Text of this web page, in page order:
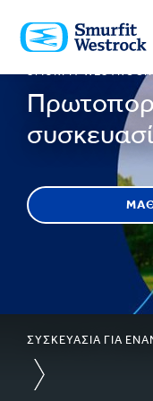
ΣΤΟ
ΚΥΡΊΩΣ
ΠΕΡΙΕΧΌΜΕΝΟ
SMURFIT WESTROCK
ΣΥΣΚΕΥΑΣΙΑ ΓΙΑ